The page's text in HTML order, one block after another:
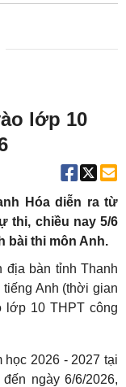
lớp 10
Hóa diễn ra từ
thi, chiều nay 5/6
bài thi môn Anh.
địa bàn tỉnh Thanh
Anh (thời gian
lớp 10 THPT công
học 2026 - 2027 tại
ngày 6/6/2026,